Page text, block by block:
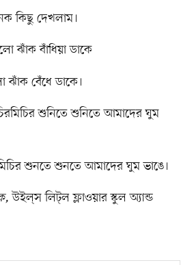
কিছু দেখলাম।
ঝাঁক বাঁধিয়া ডাকে
ঝাঁক বেঁধে ডাকে।
শুনিতে শুনিতে আমাদের ঘুম
শুনতে শুনতে আমাদের ঘুম ভাঙে।
উইল্​স লিট্​ল ফ্লাওয়ার স্কুল অ্যান্ড